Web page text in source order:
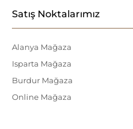
Satış Noktalarımız
Alanya Mağaza
Isparta Mağaza
Burdur Mağaza
Online Mağaza